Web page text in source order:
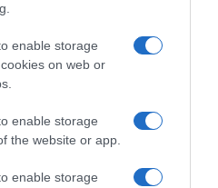
enable storage
on web or
enable storage
the website or app.
enable storage